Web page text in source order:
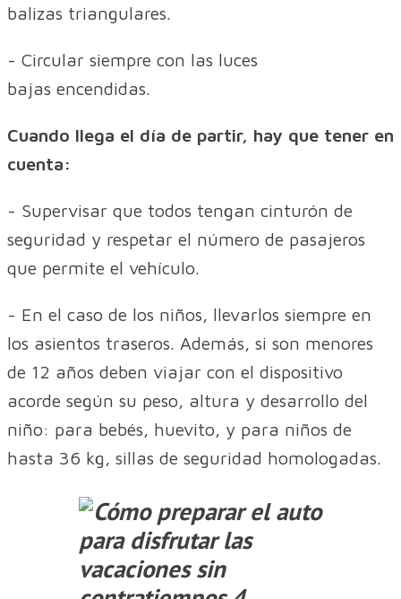
balizas triangulares.
- Circular siempre con las luces
bajas encendidas.
Cuando llega el día de partir, hay que tener en
cuenta:
- Supervisar que todos tengan cinturón de
seguridad y respetar el número de pasajeros
que permite el vehículo.
- En el caso de los niños, llevarlos siempre en
los asientos traseros. Además, si son menores
de 12 años deben viajar con el dispositivo
acorde según su peso, altura y desarrollo del
niño: para bebés, huevito, y para niños de
hasta 36 kg, sillas de seguridad homologadas.